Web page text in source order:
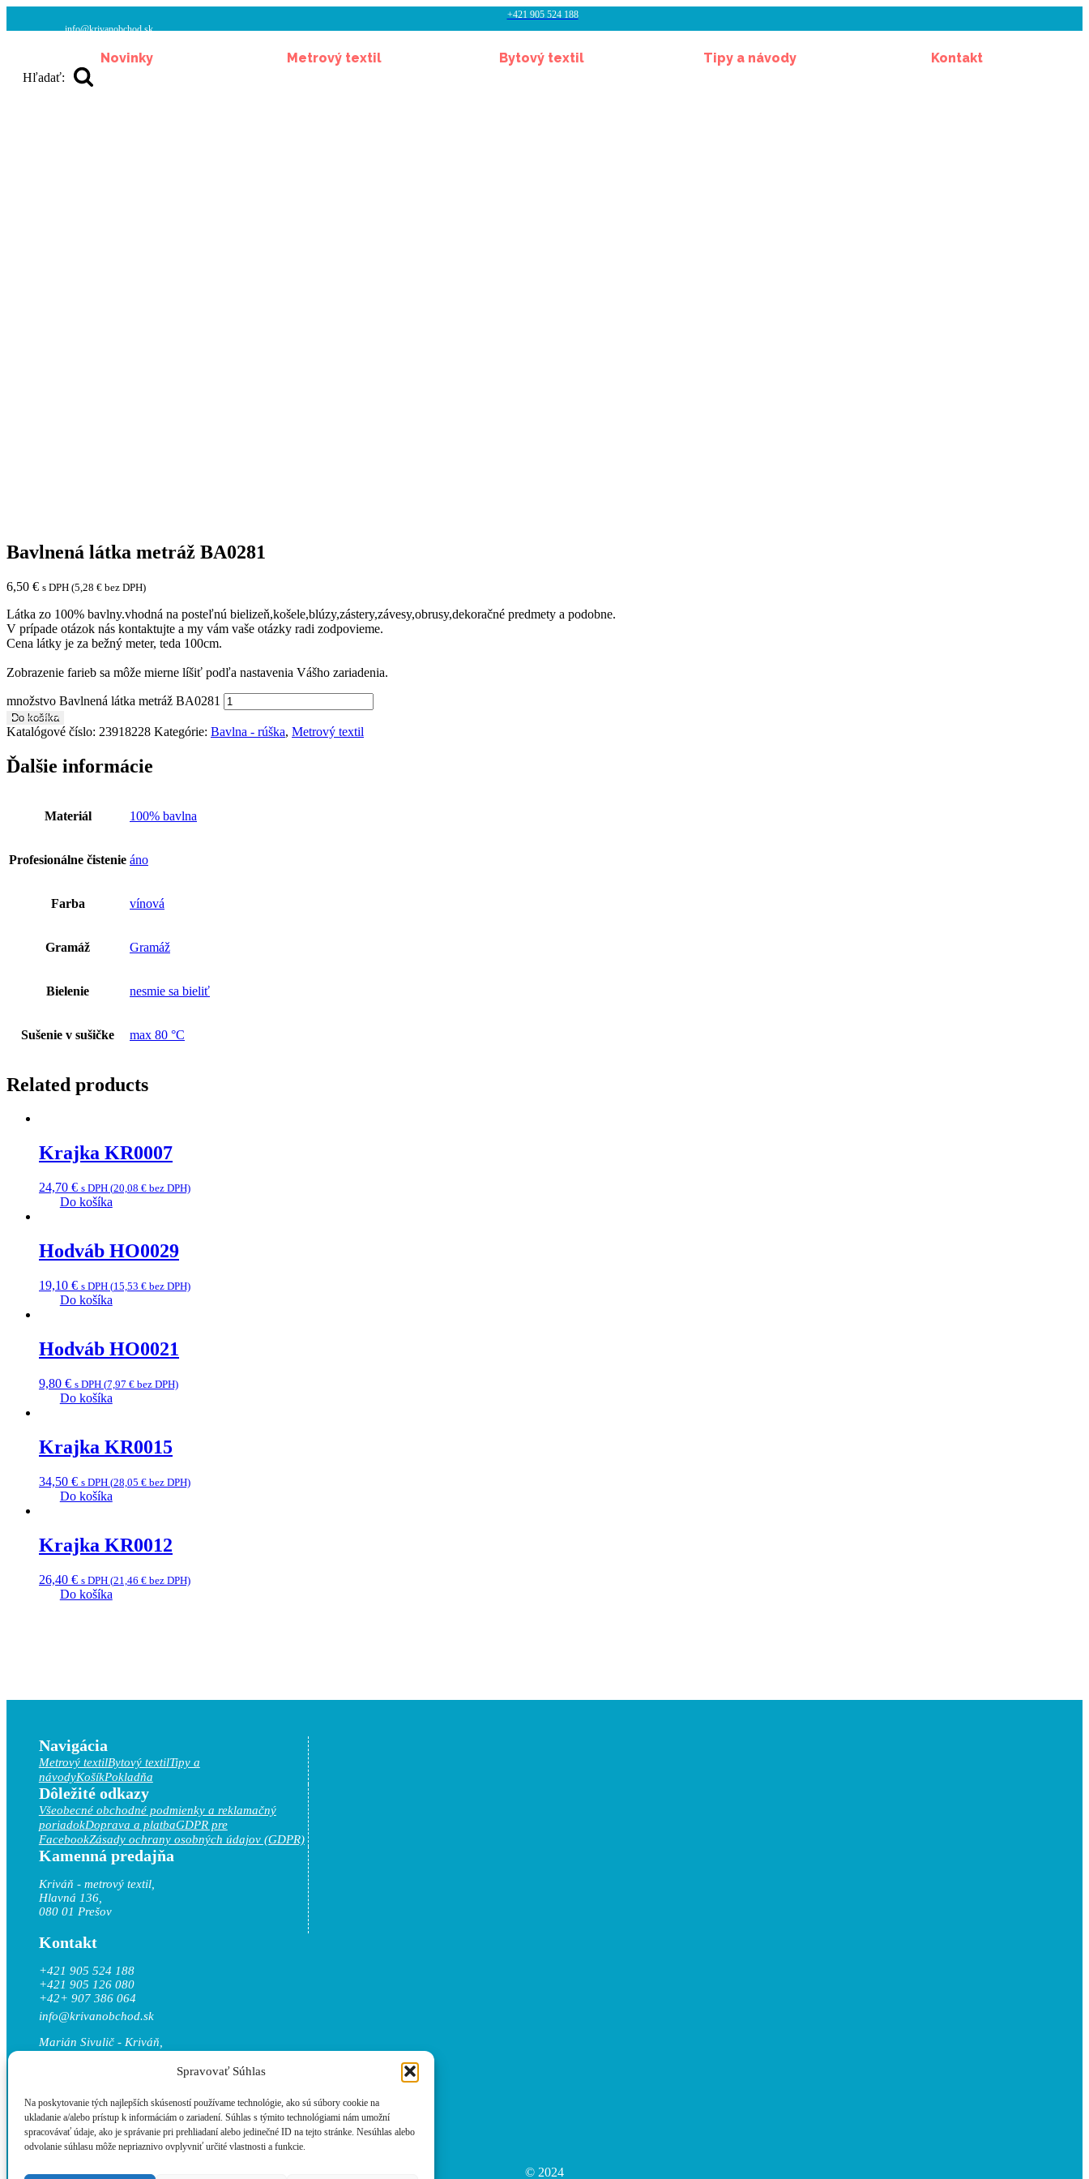
Spravovať Súhlas
Na poskytovanie tých najlepších skúseností používame technológie, ako sú súbory cookie na
ukladanie a/alebo prístup k informáciám o zariadení. Súhlas s týmito technológiami nám umožní
spracovávať údaje, ako je správanie pri prehliadaní alebo jedinečné ID na tejto stránke. Nesúhlas alebo
odvolanie súhlasu môže nepriaznivo ovplyvniť určité vlastnosti a funkcie.
+421 905 524 188
info@krivanobchod.sk
Novinky Metrový textil Bytový textil Tipy a návody Kontakt
Hľadať:
Bavlnená látka metráž BA0281
6,50 € s DPH (5,28 € bez DPH)
Látka zo 100% bavlny.vhodná na posteľnú bielizeň,košele,blúzy,zástery,závesy,obrusy,dekoračné predmety a podobne.
V prípade otázok nás kontaktujte a my vám vaše otázky radi zodpovieme.
Cena látky je za bežný meter, teda 100cm.
Zobrazenie farieb sa môže mierne líšiť podľa nastavenia Vášho zariadenia.
množstvo Bavlnená látka metráž BA0281
Do košíka
Katalógové číslo: 23918228 Kategórie: Bavlna - rúška, Metrový textil
Ďalšie informácie
Materiál 100% bavlna
Profesionálne čistenie áno
Farba vínová
Gramáž Gramáž
Bielenie nesmie sa bieliť
Sušenie v sušičke max 80 °C
Related products
Krajka KR0007
24,70 € s DPH (20,08 € bez DPH)
Do košíka
Hodváb HO0029
19,10 € s DPH (15,53 € bez DPH)
Do košíka
Hodváb HO0021
9,80 € s DPH (7,97 € bez DPH)
Do košíka
Krajka KR0015
34,50 € s DPH (28,05 € bez DPH)
Do košíka
Krajka KR0012
26,40 € s DPH (21,46 € bez DPH)
Do košíka
Navigácia
Metrový textilBytový textilTipy a
návodyKošíkPokladňa
Dôležité odkazy
Všeobecné obchodné podmienky a reklamačný
poriadokDoprava a platbaGDPR pre
FacebookZásady ochrany osobných údajov (GDPR)
Kamenná predajňa
Kriváň - metrový textil,
Hlavná 136,
080 01 Prešov
Kontakt
+421 905 524 188
+421 905 126 080
+42+ 907 386 064
info@krivanobchod.sk
Marián Sivulič - Kriváň,
Hlavná 136, 080 01 Prešov
DIČ: 1020739258
IČ DPH: SK1020739258
© 2024